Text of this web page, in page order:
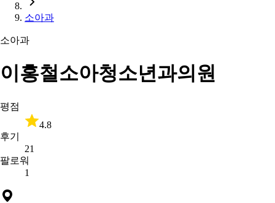
소아과
소아과
이홍철소아청소년과의원
평점
4.8
후기
21
팔로워
1